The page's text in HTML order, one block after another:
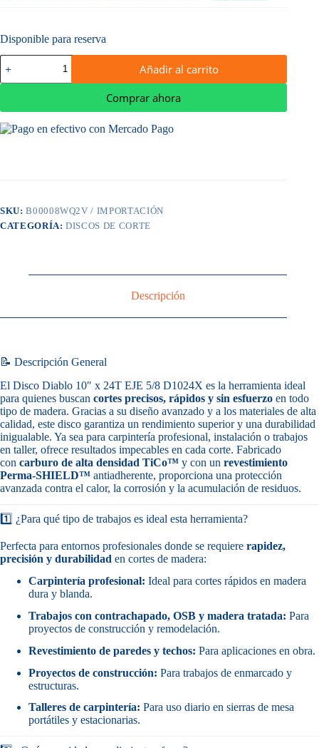
Disponible para reserva
Disco
Diablo
10″
24T
EJE
5/8
madera
–
Freud
Añadir al carrito
Comprar ahora
SKU:B00008WQ2V / IMPORTACIÓN
CATEGORÍA:DISCOS DE CORTE
Descripción
📝 Descripción General
El Disco Diablo 10″ x 24T EJE 5/8 D1024X es la herramienta ideal
para quienes buscan cortes precisos, rápidos y sin esfuerzo en todo
tipo de madera. Gracias a su diseño avanzado y a los materiales de alta
calidad, este disco garantiza un rendimiento superior y una durabilidad
inigualable. Ya sea para carpintería profesional, instalación o trabajos
en taller, ofrece resultados impecables en cada corte. Fabricado
con carburo de alta densidad TiCo™ y con un revestimiento
Perma-SHIELD™ antiadherente, proporciona una protección
avanzada contra el calor, la corrosión y la acumulación de residuos.
1️⃣ ¿Para qué tipo de trabajos es ideal esta herramienta?
Perfecta para entornos profesionales donde se requiere rapidez,
precisión y durabilidad en cortes de madera:
Carpintería profesional: Ideal para cortes rápidos en madera
dura y blanda.
Trabajos con contrachapado, OSB y madera tratada: Para
proyectos de construcción y remodelación.
Revestimiento de paredes y techos: Para aplicaciones en obra.
Proyectos de construcción: Para trabajos de enmarcado y
estructuras.
Talleres de carpintería: Para uso diario en sierras de mesa
portátiles y estacionarias.